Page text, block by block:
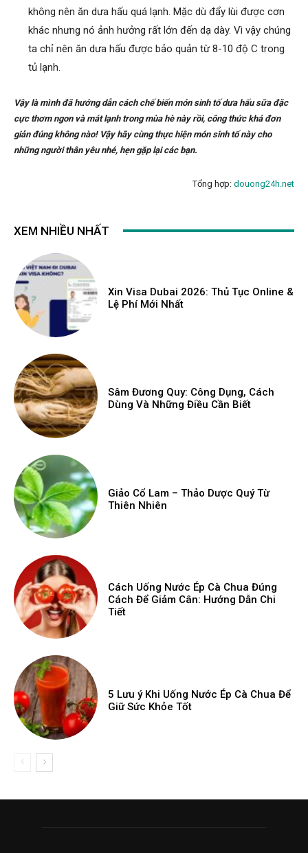
không nên ăn dưa hấu quá lạnh. Mặc dù đẩy lùi được cơn
khác nhưng nó ảnh hưởng rất lớn đến dạ dày. Vì vậy chúng
ta chỉ nên ăn dưa hấu được bảo quản từ 8-10 độ C trong
tủ lạnh.
Vậy là mình đã hướng dẫn cách chế biến món sinh tố dưa hấu sữa đặc
cực thơm ngon và mát lạnh trong mùa hè này rồi, công thức khá đơn
giản đúng không nào! Vậy hãy cùng thực hiện món sinh tố này cho
những người thân yêu nhé, hẹn gặp lại các bạn.
Tổng hợp: douong24h.net
XEM NHIỀU NHẤT
Xin Visa Dubai 2026: Thủ Tục Online &
Lệ Phí Mới Nhất
Sâm Đương Quy: Công Dụng, Cách
Dùng Và Những Điều Cần Biết
Giảo Cổ Lam – Thảo Dược Quý Từ
Thiên Nhiên
Cách Uống Nước Ép Cà Chua Đúng
Cách Để Giảm Cân: Hướng Dẫn Chi
Tiết
5 Lưu ý Khi Uống Nước Ép Cà Chua Để
Giữ Sức Khỏe Tốt